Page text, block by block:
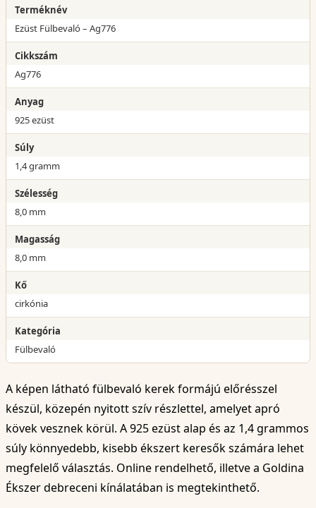
Terméknév
Ezüst Fülbevaló – Ag776
Cikkszám
Ag776
Anyag
925 ezüst
Súly
1,4 gramm
Szélesség
8,0 mm
Magasság
8,0 mm
Kő
cirkónia
Kategória
Fülbevaló
A képen látható fülbevaló kerek formájú előrésszel
készül, közepén nyitott szív részlettel, amelyet apró
kövek vesznek körül. A 925 ezüst alap és az 1,4 grammos
súly könnyedebb, kisebb ékszert keresők számára lehet
megfelelő választás. Online rendelhető, illetve a Goldina
Ékszer debreceni kínálatában is megtekinthető.